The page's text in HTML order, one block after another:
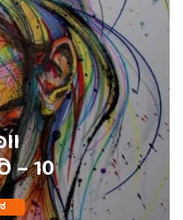
– 10